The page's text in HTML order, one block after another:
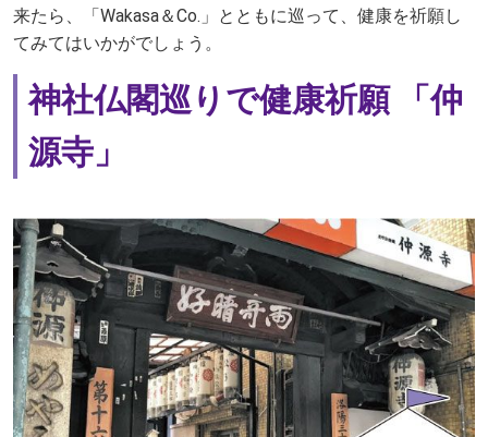
来たら、「Wakasa＆Co.」とともに巡って、健康を祈願し
てみてはいかがでしょう。
神社仏閣巡りで健康祈願 「仲
源寺」